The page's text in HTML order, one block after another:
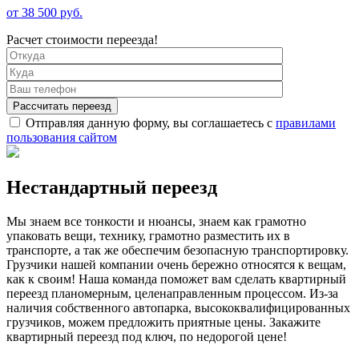
от 38 500 руб.
Расчет стоимости переезда!
Отправляя данную форму, вы соглашаетесь с правилами
пользования сайтом
Нестандартный переезд
Мы знаем все тонкости и нюансы, знаем как грамотно
упаковать вещи, технику, грамотно разместить их в
транспорте, а так же обеспечим безопасную транспортировку.
Грузчики нашей компании очень бережно относятся к вещам,
как к своим! Наша команда поможет вам сделать квартирный
переезд планомерным, целенаправленным процессом. Из-за
наличия собственного автопарка, высококвалифицированных
грузчиков, можем предложить приятные цены. Закажите
квартирный переезд под ключ, по недорогой цене!